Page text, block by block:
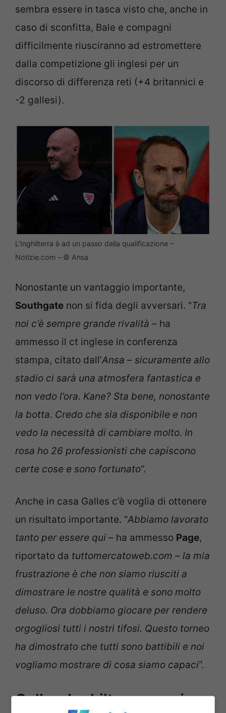
sembra essere in tasca visto che, anche in
caso di sconfitta, Bale e compagni
difficilmente riusciranno ad estromettere
dalla competizione gli inglesi per un
discorso di differenza reti (+4 britannici e
-2 gallesi).
L’Inghilterra è ad un passo dalla qualificazione –
Notizie.com – © Ansa
Nonostante un vantaggio importante,
Southgate non si fida degli avversari. “Tra
noi c’è sempre grande rivalità – ha
ammesso il ct inglese in conferenza
stampa, citato dall’Ansa – sicuramente allo
stadio ci sarà una atmosfera fantastica e
non vedo l’ora. Kane? Sta bene, nonostante
la botta. Credo che sia disponibile e non
vedo la necessità di cambiare molto. In
rosa ho 26 professionisti che capiscono
certe cose e sono fortunato“.
Anche in casa Galles c’è voglia di ottenere
un risultato importante. “Abbiamo lavorato
tanto per essere qui – ha ammesso Page,
riportato da tuttomercatoweb.com – la mia
frustrazione è che non siamo riusciti a
dimostrare le nostre qualità e sono molto
deluso. Ora dobbiamo giocare per rendere
orgogliosi tutti i nostri tifosi. Questo torneo
ha dimostrato che tutti sono battibili e noi
vogliamo mostrare di cosa siamo capaci“.
Galles-Inghilterra, orario e